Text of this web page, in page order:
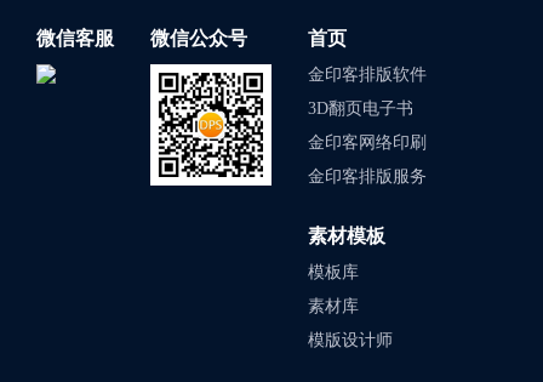
微信客服 微信公众号 首页
金印客排版软件
3D翻页电子书
金印客网络印刷
金印客排版服务
素材模板
模板库
素材库
模版设计师